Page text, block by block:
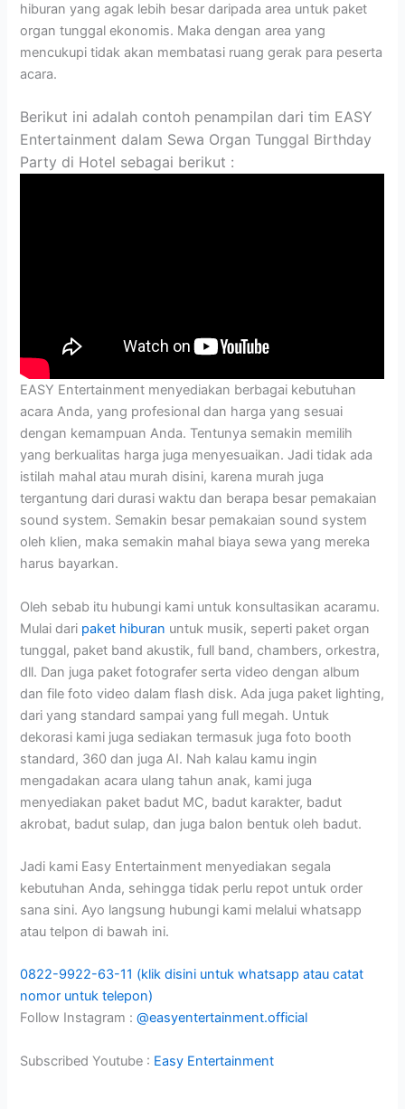
hiburan yang agak lebih besar daripada area untuk paket
organ tunggal ekonomis. Maka dengan area yang
mencukupi tidak akan membatasi ruang gerak para peserta
acara.
Berikut ini adalah contoh penampilan dari tim EASY
Entertainment dalam Sewa Organ Tunggal Birthday
Party di Hotel sebagai berikut :
EASY Entertainment menyediakan berbagai kebutuhan
acara Anda, yang profesional dan harga yang sesuai
dengan kemampuan Anda. Tentunya semakin memilih
yang berkualitas harga juga menyesuaikan. Jadi tidak ada
istilah mahal atau murah disini, karena murah juga
tergantung dari durasi waktu dan berapa besar pemakaian
sound system. Semakin besar pemakaian sound system
oleh klien, maka semakin mahal biaya sewa yang mereka
harus bayarkan.
Oleh sebab itu hubungi kami untuk konsultasikan acaramu.
Mulai dari paket hiburan untuk musik, seperti paket organ
tunggal, paket band akustik, full band, chambers, orkestra,
dll. Dan juga paket fotografer serta video dengan album
dan file foto video dalam flash disk. Ada juga paket lighting,
dari yang standard sampai yang full megah. Untuk
dekorasi kami juga sediakan termasuk juga foto booth
standard, 360 dan juga AI. Nah kalau kamu ingin
mengadakan acara ulang tahun anak, kami juga
menyediakan paket badut MC, badut karakter, badut
akrobat, badut sulap, dan juga balon bentuk oleh badut.
Jadi kami Easy Entertainment menyediakan segala
kebutuhan Anda, sehingga tidak perlu repot untuk order
sana sini. Ayo langsung hubungi kami melalui whatsapp
atau telpon di bawah ini.
0822-9922-63-11 (klik disini untuk whatsapp atau catat
nomor untuk telepon)
Follow Instagram :@easyentertainment.official
Subscribed Youtube : Easy Entertainment